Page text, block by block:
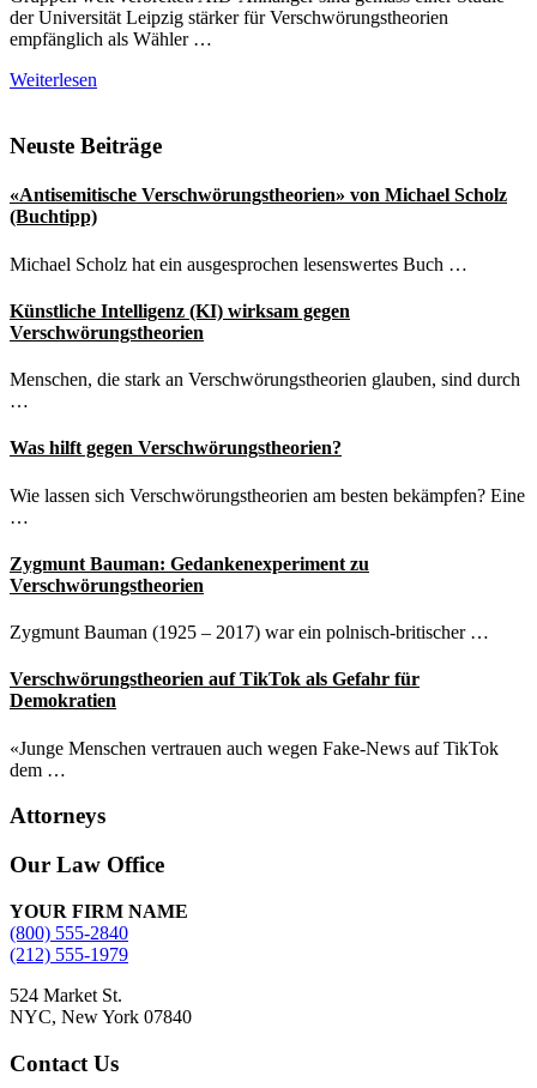
der Universität Leipzig stärker für Verschwörungstheorien
empfänglich als Wähler …
Corona-
Anhänger
empfänglicher
für
Verschwörungstheorien
Weiterlesen
Seitenspalte
Neuste Beiträge
«Antisemitische Verschwörungstheorien» von Michael Scholz
(Buchtipp)
Michael Scholz hat ein ausgesprochen lesenswertes Buch …
Künstliche Intelligenz (KI) wirksam gegen
Verschwörungstheorien
Menschen, die stark an Verschwörungstheorien glauben, sind durch
…
Was hilft gegen Verschwörungstheorien?
Wie lassen sich Verschwörungstheorien am besten bekämpfen? Eine
…
Zygmunt Bauman: Gedankenexperiment zu
Verschwörungstheorien
Zygmunt Bauman (1925 – 2017) war ein polnisch-britischer …
Verschwörungstheorien auf TikTok als Gefahr für
Demokratien
«Junge Menschen vertrauen auch wegen Fake-News auf TikTok
dem …
Attorneys
Site
Footer
Our Law Office
YOUR FIRM NAME
(800) 555-2840
(212) 555-1979
524 Market St.
NYC, New York 07840
Contact Us